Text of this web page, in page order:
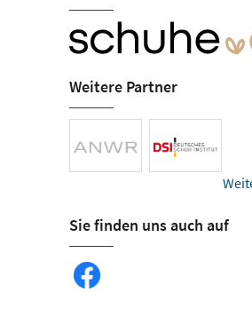
Öffnungszeiten
Mo-Sa 09:00-20:00
Weitere Partner
Sie finden uns auch auf